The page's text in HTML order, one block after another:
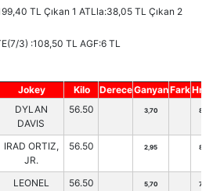
TL Çıkan 1 ATLla:38,05 TL Çıkan 2
3) :108,50 TL AGF:6 TL
Jokey Kilo DereceGanyanFarkHnd.
DYLAN
DAVIS
56.50 3,70 83
IRAD ORTIZ,
JR.
56.50 2,95 84
LEONEL
56.50 5,70 75